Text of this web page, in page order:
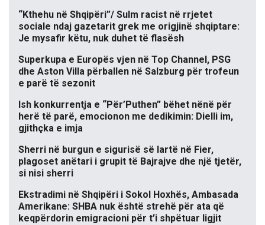
“Kthehu në Shqipëri”/ Sulm racist në rrjetet
sociale ndaj gazetarit grek me origjinë shqiptare:
Je mysafir këtu, nuk duhet të flasësh
Superkupa e Europës vjen në Top Channel, PSG
dhe Aston Villa përballen në Salzburg për trofeun
e parë të sezonit
Ish konkurrentja e “Për’Puthen” bëhet nënë për
herë të parë, emocionon me dedikimin: Dielli im,
gjithçka e imja
Sherri në burgun e sigurisë së lartë në Fier,
plagoset anëtari i grupit të Bajrajve dhe një tjetër,
si nisi sherri
Ekstradimi në Shqipëri i Sokol Hoxhës, Ambasada
Amerikane: SHBA nuk është strehë për ata që
keqpërdorin emigracioni për t’i shpëtuar ligjit